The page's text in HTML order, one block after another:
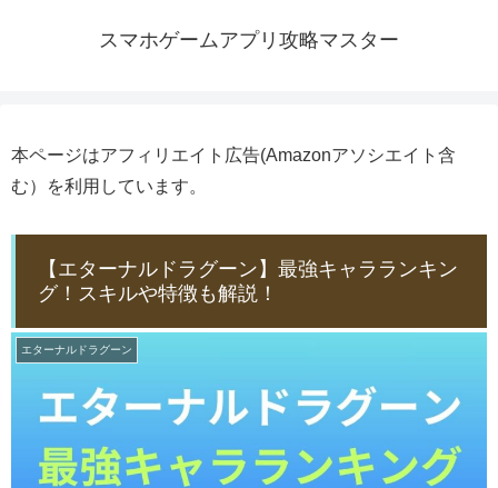
スマホゲームアプリ攻略マスター
本ページはアフィリエイト広告(Amazonアソシエイト含
む）を利用しています。
【エターナルドラグーン】最強キャラランキン
グ！スキルや特徴も解説！
エターナルドラグーン